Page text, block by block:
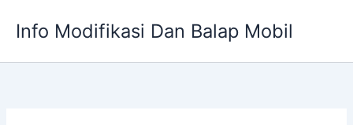
Info Modifikasi Dan Balap Mobil